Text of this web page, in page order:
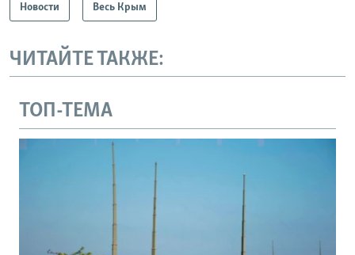
Новости Весь Крым
ЧИТАЙТЕ ТАКЖЕ:
ТОП-ТЕМА